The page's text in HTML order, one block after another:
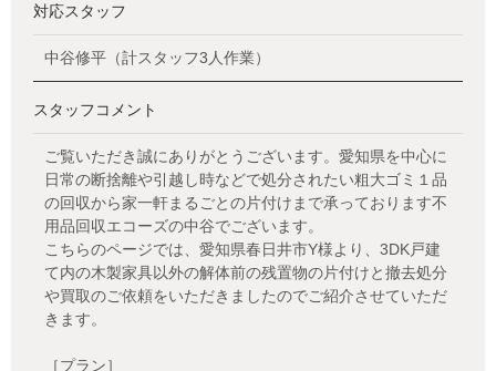
対応スタッフ
中谷修平（計スタッフ3人作業）
スタッフコメント
ご覧いただき誠にありがとうございます。愛知県を中心に
日常の断捨離や引越し時などで処分されたい粗大ゴミ１品
の回収から家一軒まるごとの片付けまで承っております不
用品回収エコーズの中谷でございます。
こちらのページでは、愛知県春日井市Y様より、3DK戸建
て内の木製家具以外の解体前の残置物の片付けと撤去処分
や買取のご依頼をいただきましたのでご紹介させていただ
きます。
［プラン］